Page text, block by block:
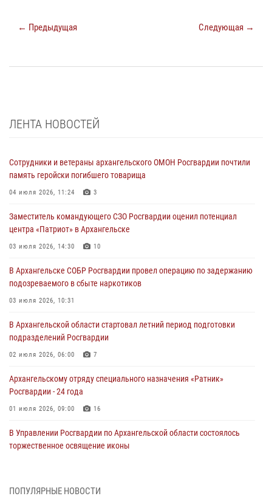
← Предыдущая Следующая →
ЛЕНТА НОВОСТЕЙ
Сотрудники и ветераны архангельского ОМОН Росгвардии почтили
память геройски погибшего товарища
04 июля 2026, 11:24 3
Заместитель командующего СЗО Росгвардии оценил потенциал
центра «Патриот» в Архангельске
03 июля 2026, 14:30 10
В Архангельске СОБР Росгвардии провел операцию по задержанию
подозреваемого в сбыте наркотиков
03 июля 2026, 10:31
В Архангельской области стартовал летний период подготовки
подразделений Росгвардии
02 июля 2026, 06:00 7
Архангельскому отряду специального назначения «Ратник»
Росгвардии - 24 года
01 июля 2026, 09:00 16
В Управлении Росгвардии по Архангельской области состоялось
торжественное освящение иконы
Военнослужащие по призыву из Архангельской области приняли
ПОПУЛЯРНЫЕ НОВОСТИ